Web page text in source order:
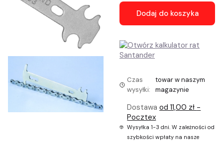
Dodaj do koszyka
Czas
wysyłki:
towar w naszym
magazynie
Dostawaod 11,00 zł -
Pocztex
Wysyłka 1-3 dni. W zależności od
szybkości wpłaty na nasze